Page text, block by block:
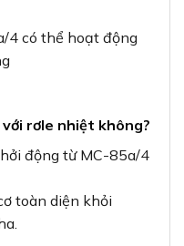
4 có thể hoạt động
rơle nhiệt không?
động từ MC-85a/4
toàn diện khỏi